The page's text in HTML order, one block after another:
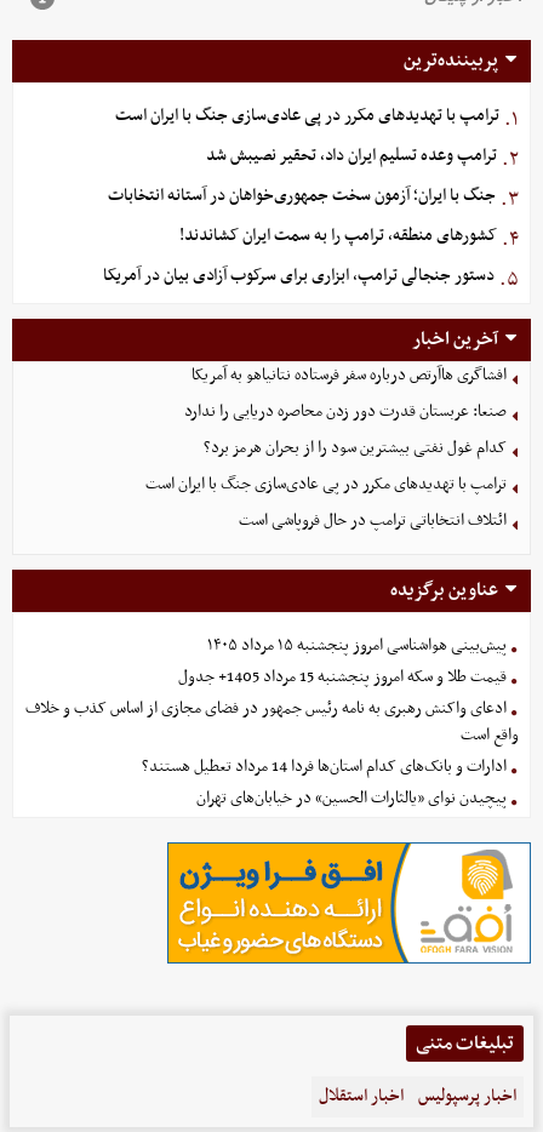
پربیننده‌ترین
۱. ترامپ با تهدیدهای مکرر در پی عادی‌سازی جنگ با ایران است
۲. ترامپ وعده تسلیم ایران داد، تحقیر نصیبش شد
۳. جنگ با ایران؛ آزمون سخت جمهوری‌خواهان در آستانه انتخابات
۴. کشورهای منطقه، ترامپ را به سمت ایران کشاندند!
۵. دستور جنجالی ترامپ، ابزاری برای سرکوب آزادی بیان در آمریکا
آخرین اخبار
افشاگری هاآرتص درباره سفر فرستاده نتانیاهو به آمریکا
صنعا: عربستان قدرت دور زدن محاصره دریایی را ندارد
کدام غول نفتی بیشترین سود را از بحران هرمز برد؟
ترامپ با تهدیدهای مکرر در پی عادی‌سازی جنگ با ایران است
ائتلاف انتخاباتی ترامپ در حال فروپاشی است
عناوین برگزیده
پیش‌بینی هواشناسی امروز پنجشنبه ۱۵ مرداد ۱۴۰۵
قیمت طلا و سکه امروز پنجشنبه 15 مرداد 1405+ جدول
ادعای واکنش رهبری به نامه رئیس جمهور در فضای مجازی از اساس کذب و خلاف
واقع است
ادارات و بانک‌های کدام استان‌ها فردا 14 مرداد تعطیل هستند؟
پیچیدن نوای «یالثارات الحسین» در خیابان‌های تهران
تبلیغات متنی
اخبار پرسپولیس اخبار استقلال